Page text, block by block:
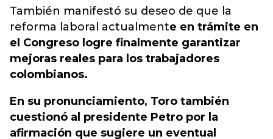
También manifestó su deseo de que la
reforma laboral actualmente en trámite en
el Congreso logre finalmente garantizar
mejoras reales para los trabajadores
colombianos.
En su pronunciamiento, Toro también
cuestionó al presidente Petro por la
afirmación que sugiere un eventual